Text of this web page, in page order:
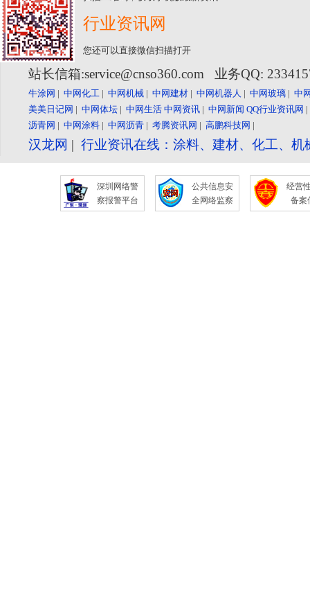
行业资讯网
您还可以直接微信扫描打开
站长信箱:service@cnso360.com 业务QQ:
牛涂网 | 中网化工 | 中网机械 | 中网建材 | 中网机器人 | 中网玻璃 | 中
美美日记网 | 中网体坛 | 中网生活 中网资讯 | 中网新闻 QQ行业资讯网
沥青网 | 中网涂料 | 中网沥青 | 考腾资讯网 | 高鹏科技网 |
汉龙网 | 行业资讯在线：涂料、建材、化工、
深圳网络警
察报警平台
公共信息安
全网络监察
经营
备案